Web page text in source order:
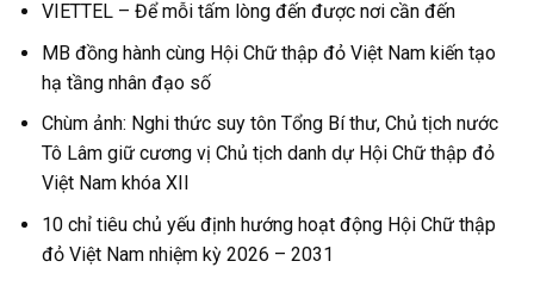
VIETTEL – Để mỗi tấm lòng đến được nơi cần đến
MB đồng hành cùng Hội Chữ thập đỏ Việt Nam kiến tạo
hạ tầng nhân đạo số
Chùm ảnh: Nghi thức suy tôn Tổng Bí thư, Chủ tịch nước
Tô Lâm giữ cương vị Chủ tịch danh dự Hội Chữ thập đỏ
Việt Nam khóa XII
10 chỉ tiêu chủ yếu định hướng hoạt động Hội Chữ thập
đỏ Việt Nam nhiệm kỳ 2026 – 2031